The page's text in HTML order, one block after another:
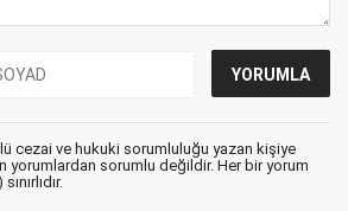
cezai ve hukuki sorumluluğu yazan kişiye
yorumlardan sorumlu değildir. Her bir yorum